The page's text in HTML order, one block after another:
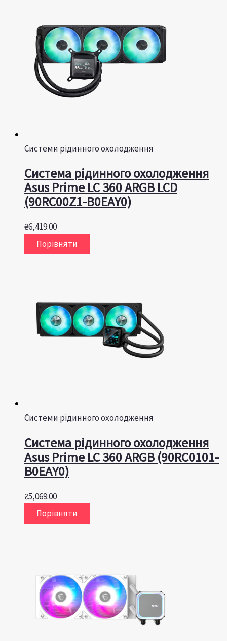
Системи рідинного охолодження
Система рідинного охолодження
Asus Prime LC 360 ARGB LCD
(90RC00Z1-B0EAY0)
₴6,419.00
Порівняти
Системи рідинного охолодження
Система рідинного охолодження
Asus Prime LC 360 ARGB (90RC0101-
B0EAY0)
₴5,069.00
Порівняти